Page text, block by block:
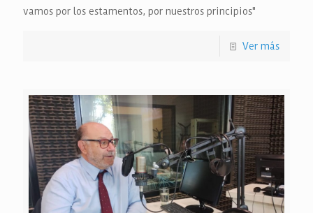
vamos por los estamentos, por nuestros principios"
Ver más